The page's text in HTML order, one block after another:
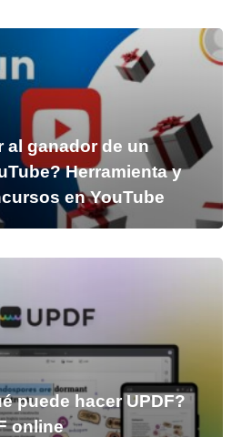
al ganador de un
Herramienta y
en YouTube
puede hacer UPDF?
online